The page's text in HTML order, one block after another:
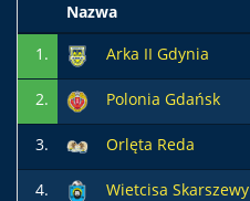
Nazwa
1.
Arka II Gdynia
2. Polonia Gdańsk
3. Orlęta Reda
4. Wietcisa Skarszewy